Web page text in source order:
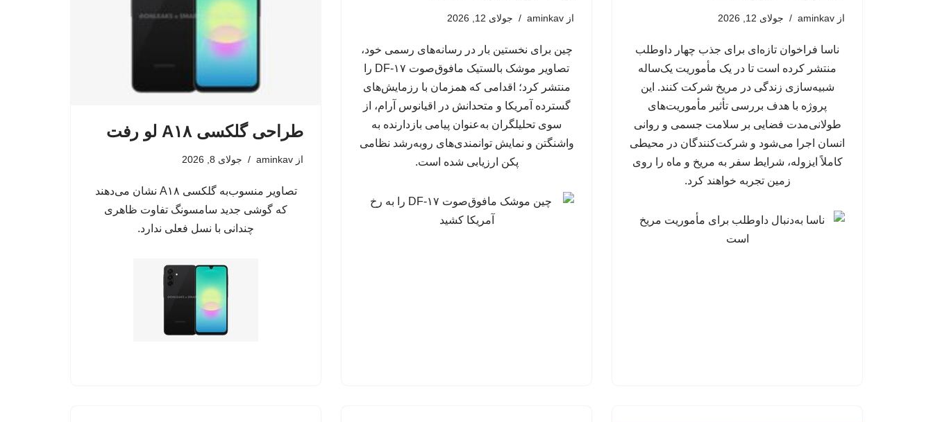
از aminkav جولای 12, 2026
ناسا فراخوان تازه‌ای برای جذب چهار داوطلب
منتشر کرده است تا در یک مأموریت یک‌ساله
شبیه‌سازی زندگی در مریخ شرکت کنند. این
پروژه با هدف بررسی تأثیر مأموریت‌های
طولانی‌مدت فضایی بر سلامت جسمی و روانی
انسان اجرا می‌شود و شرکت‌کنندگان در محیطی
کاملاً ایزوله، شرایط سفر به مریخ و ماه را روی
زمین تجربه خواهند کرد.
از aminkav جولای 12, 2026
چین برای نخستین بار در رسانه‌های رسمی خود،
تصاویر موشک بالستیک مافوق‌صوت DF-۱۷ را
منتشر کرد؛ اقدامی که همزمان با رزمایش‌های
گسترده آمریکا و متحدانش در اقیانوس آرام، از
سوی تحلیلگران به‌عنوان پیامی بازدارنده به
واشنگتن و نمایش توانمندی‌های روبه‌رشد نظامی
پکن ارزیابی شده است.
طراحی گلکسی A۱۸ لو رفت
از aminkav جولای 8, 2026
تصاویر منسوب‌به گلکسی A۱۸ نشان می‌دهند
که گوشی جدید سامسونگ تفاوت ظاهری
چندانی با نسل فعلی ندارد.